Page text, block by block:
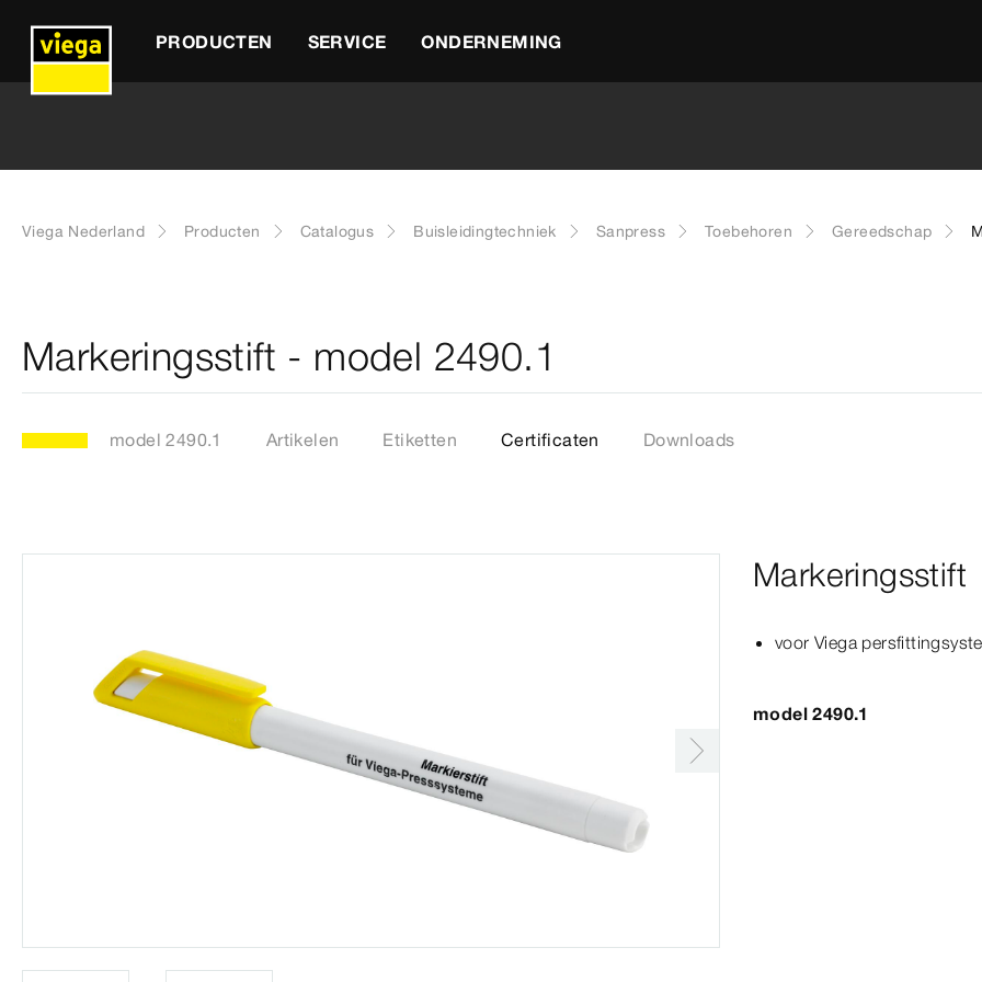
PRODUCTEN SERVICE ONDERNEMING
Viega Nederland Producten Catalogus Buisleidingtechniek Sanpress Toebehoren Gereedschap
Markeringsstift - model 2490.1
model 2490.1 Artikelen Etiketten Certificaten Downloads
Markeringsstift
voor Viega
model 2490.1